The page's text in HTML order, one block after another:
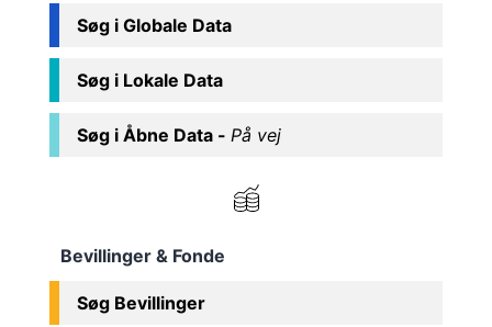
Søg i Globale Data
Søg i Lokale Data
Søg i Åbne Data - På vej
Bevillinger & Fonde
Søg Bevillinger